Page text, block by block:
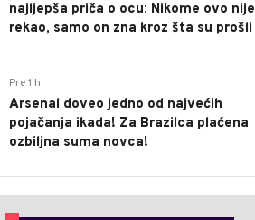
najljepša priča o ocu: Nikome ovo nije
rekao, samo on zna kroz šta su prošli
Pre 1 h
Arsenal doveo jedno od najvećih
pojačanja ikada! Za Brazilca plaćena
ozbiljna suma novca!